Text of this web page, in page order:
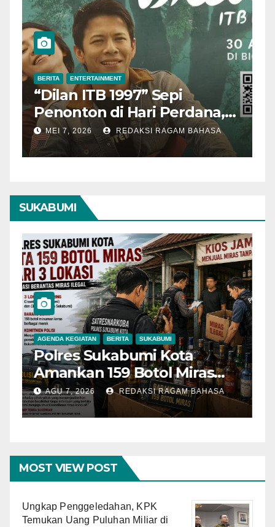
BERITA ENTERTAINMENT
“Dilan ITB 1997” Sepi
Penonton di Hari Perdana,
Pengamat Nilai Cerita
Kurang Kuat
MEI 7, 2026 REDAKSI RAGAM BAHASA
SUKABUMI
AGENDA KEGIATAN BERITA SUKABUMI
Polres Sukabumi Kota
Amankan 159 Botol Miras
Ilegal dari Tiga Lokasi dalam
Operasi Penyakit
AGU 7, 2026 REDAKSI RAGAM BAHASA
MOST VIEW POST
Ungkap Penggeledahan, KPK
Temukan Uang Puluhan Miliar di